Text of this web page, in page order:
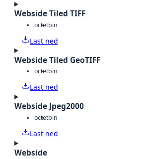
Webside Tiled TIFF
octetbin
Last ned
Webside Tiled GeoTIFF
octetbin
Last ned
Webside Jpeg2000
octetbin
Last ned
Webside